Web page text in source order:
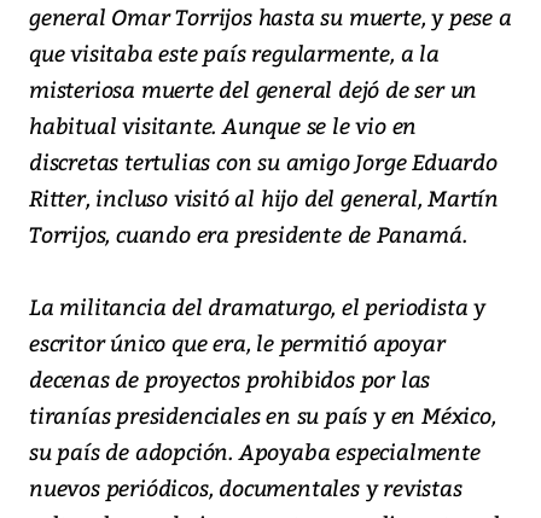
general Omar Torrijos hasta su muerte, y pese a
que visitaba este país regularmente, a la
misteriosa muerte del general dejó de ser un
habitual visitante. Aunque se le vio en
discretas tertulias con su amigo Jorge Eduardo
Ritter, incluso visitó al hijo del general, Martín
Torrijos, cuando era presidente de Panamá.
La militancia del dramaturgo, el periodista y
escritor único que era, le permitió apoyar
decenas de proyectos prohibidos por las
tiranías presidenciales en su país y en México,
su país de adopción. Apoyaba especialmente
nuevos periódicos, documentales y revistas